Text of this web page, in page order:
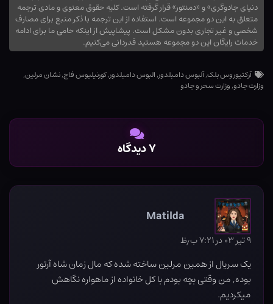
دنیای جادوگری» و «دمنتور» قرار گرفته است. کلیه حقوق معنوی و مادی ترجمه
متعلق به این دو مجموعه است. استفاده از این ترجمه با ذکر منبع برای مصارف
شخصی و غیر تجاری بدون مشکل است. پیشاپیش از اینکه حامی ما برای ادامه
خدمات رایگان این دو مجموعه هستید قدردانی می‌کنیم.
آرکتیوروس بلک,آلبوس دامبلدور,البوس دامبلدور,کورنیلیوس فاج,نشان مرلین,
وزارت جادو,وزارت سحر و جادو
۷ دیدگاه
Matilda
۹ تیر ۰۳ در ۷:۲۱ ب٫ظ
یک سریال از همین مرلین ساخته شده که مال زمان شاه آرتور
بوده, من وقتی بچه بودم با کل خانواده از ماهواره نگاهش
میکردیم.